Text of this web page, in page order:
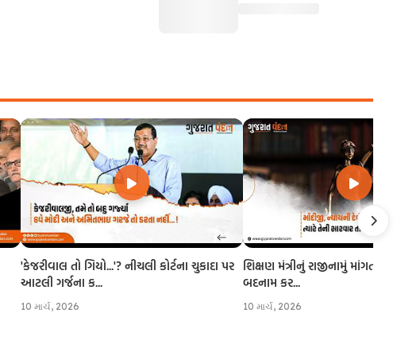
'કેજરીવાલ તો ગિયો...'? નીચલી કોર્ટના ચુકાદા પર
આટલી ગર્જના ક...
10 માર્ચ, 2026
શિક્ષણ મંત્રીનું રાજીનામું માંગતા
બદનામ કર...
10 માર્ચ, 2026